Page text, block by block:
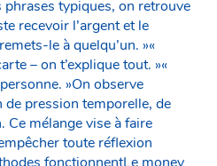
typiques, on retrouve
recevoir l’argent et le
le à quelqu’un. »«
– on t’explique tout. »«
»On observe
pression temporelle, de
mélange vise à faire
toute réflexion
fonctionnentLe money